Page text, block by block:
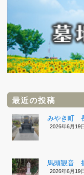
最近の投稿
みやき町
2026年6月19
馬頭観音
2026年6月19